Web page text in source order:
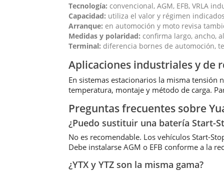
Tecnología: convencional, AGM, EFB, VRLA
Capacidad: utiliza el valor y régimen
Arranque: en automoción y moto revisa
Medidas y polaridad: confirma largo, ancho,
Terminal: diferencia bornes de automoción,
Aplicaciones industriales y de
En sistemas estacionarios la misma tensión
temperatura, montaje y método de carga.
Preguntas frecuentes sobre
¿Puedo sustituir una batería Start-
No es recomendable. Los vehículos Start-
Debe instalarse AGM o EFB conforme a la
¿YTX y YTZ son la misma gama?